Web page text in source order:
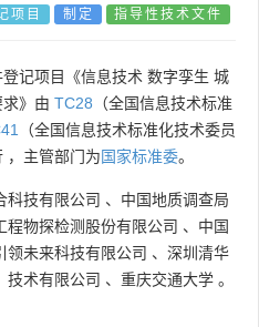
员会
项目 制定 指导性技术文件
记项目《信息技术 数字孪生 城
》由 TC28 （全国信息技术标准
（全国信息技术标准化技术委员
，主管部门为国家标准委。
科技有限公司 、 中国地质调查局
程物探检测股份有限公司 、 中国
领未来科技有限公司 、 深圳清华
技术有限公司 、 重庆交通大学 。